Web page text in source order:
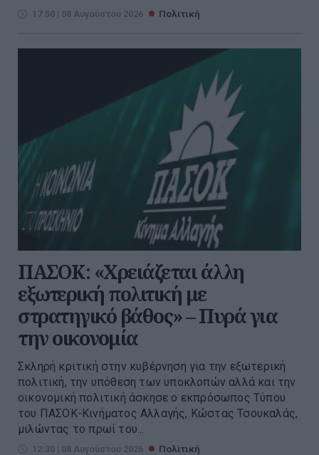
17:50 | 08 Αυγούστου 2026 Πολιτική
ΠΑΣΟΚ: «Χρειάζεται άλλη
εξωτερική πολιτική με
στρατηγικό βάθος» – Πυρά για
την οικονομία
Σκληρή κριτική στην κυβέρνηση για την εξωτερική
πολιτική, την υπόθεση των υποκλοπών αλλά και την
οικονομική πολιτική άσκησε ο εκπρόσωπος Τύπου
του ΠΑΣΟΚ-Κινήματος Αλλαγής, Κώστας Τσουκαλάς,
μιλώντας το πρωί του...
12:30 | 08 Αυγούστου 2026 Πολιτική